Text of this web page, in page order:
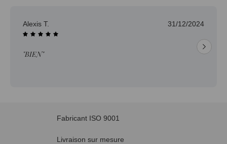
Alexis T. 31/12/2024
"BIEN"
Fabricant ISO 9001
Livraison sur mesure